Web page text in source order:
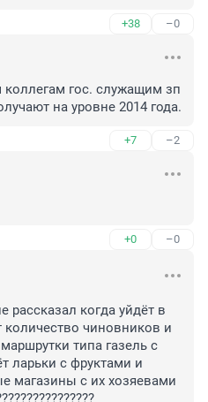
+38 –0
коллегам гос. служащим зп
на уровне 2014 года.
+7 –2
+0 –0
рассказал когда уйдёт в
количество чиновников и
типа газель с
ларьки с фруктами и
магазины с их хозяевами